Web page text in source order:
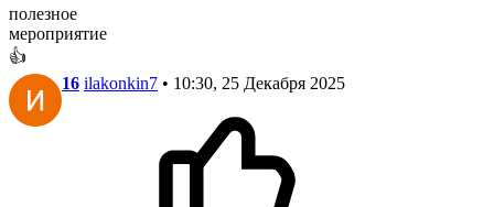
полезное
мероприятие
👍
16 ilakonkin7 • 10:30, 25 Декабря 2025